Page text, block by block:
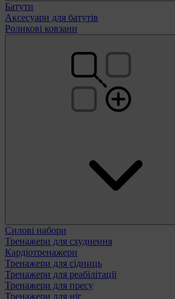
Батути
Аксесуари для батутів
Роликові ковзани
Силові набори
Тренажери для схуднення
Кардіотренажери
Тренажери для сідниць
Тренажери для реабілітації
Тренажери для пресу
Тренажери для ніг